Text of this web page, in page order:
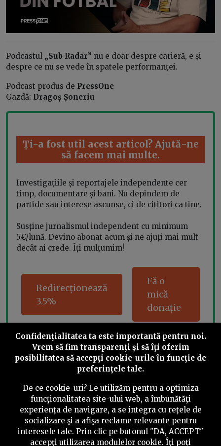
Podcastul „Sub Radar” nu e doar despre carieră, e și
despre ce nu se vede în spatele performanței.
Podcast produs de PressOne
Gazdă: Dragoș Șoneriu
Ți-a fost util acest articol? Ajută-ne
să facem mai multe.
Investigațiile și reportajele independente cer
timp, documentare și bani. Nu depindem de
partide sau interese ascunse, ci de cititori ca tine.
Susține jurnalismul independent cu minimum
5€/lună. Devino abonat acum și ne ajuți mai mult
decât ai crede. Îți mulțumim!
Redirecționează
3.5%
Fă o
mică
donație
Share this
©2026PressOne.ro
Confidenţialitatea ta este importantă pentru noi.
Vrem să fim transparenţi și să îţi oferim
posibilitatea să accepţi cookie-urile în funcţie de
preferinţele tale.
De ce cookie-uri? Le utilizăm pentru a optimiza
funcţionalitatea site-ului web, a îmbunătăţi
experienţa de navigare, a se integra cu reţele de
socializare şi a afişa reclame relevante pentru
interesele tale. Prin clic pe butonul "DA, ACCEPT"
accepţi utilizarea modulelor cookie. Îţi poţi